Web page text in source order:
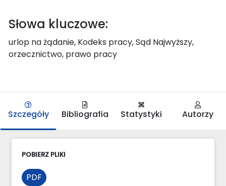
Słowa kluczowe:
urlop na żądanie, Kodeks pracy, Sąd Najwyższy,
orzecznictwo, prawo pracy
Szczegóły Bibliografia Statystyki Autorzy
POBIERZ PLIKI
PDF